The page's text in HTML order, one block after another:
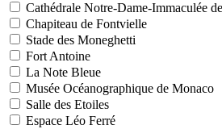
Cathédrale Notre-Dame-Immaculée
Chapiteau de Fontvielle
Stade des Moneghetti
Fort Antoine
La Note Bleue
Musée Océanographique de Monaco
Salle des Etoiles
Espace Léo Ferré